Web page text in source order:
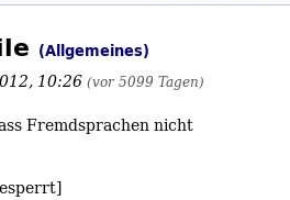
(Allgemeines)
10:26 (vor 5099 Tagen)
Fremdsprachen nicht